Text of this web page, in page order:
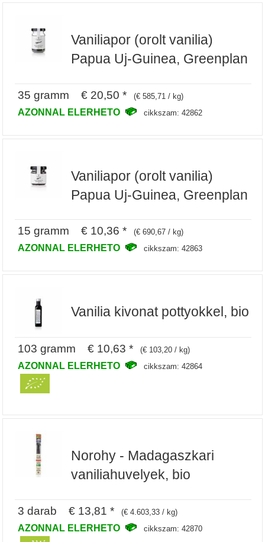
Vaniliapor (orolt vanilia)
Papua Uj-Guinea, Greenplan
35 gramm € 20,50 * (€ 585,71 / kg)
AZONNAL ELERHETO cikkszam: 42862
Vaniliapor (orolt vanilia)
Papua Uj-Guinea, Greenplan
15 gramm € 10,36 * (€ 690,67 / kg)
AZONNAL ELERHETO cikkszam: 42863
Vanilia kivonat pottyokkel, bio
103 gramm € 10,63 * (€ 103,20 / kg)
AZONNAL ELERHETO cikkszam: 42864
Norohy - Madagaszkari
vaniliahuvelyek, bio
3 darab € 13,81 * (€ 4.603,33 / kg)
AZONNAL ELERHETO cikkszam: 42870